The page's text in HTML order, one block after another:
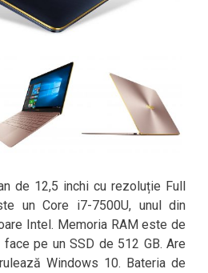
de 12,5 inchi cu rezoluție Full
un Core i7-7500U, unul din
Intel. Memoria RAM este de
pe un SSD de 512 GB. Are
Windows 10. Bateria de